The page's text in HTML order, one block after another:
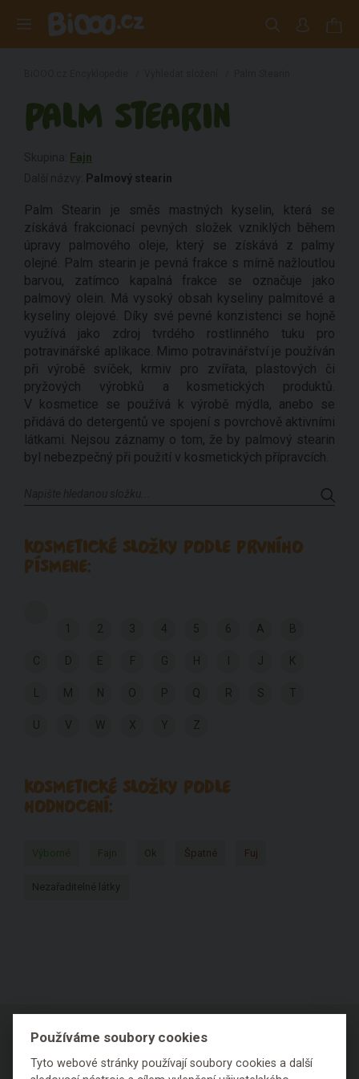
PALM STEARIN
Fajn
Palmový stearin
Palm Stearin je směs mastných kyselin, která se
získává frakcionací pevných složek vzniklých během
úpravy palmového oleje, který se získává z palmy
olejné. Palm stearin je pevná frakce s mírně nažloutlou
barvou, zatímco kapalná frakce se označuje jako
palmový olein. Má vysoký obsah kyseliny palmitové a
kyseliny olejové. Díky své pevné konzistenci se hojně
využívá jako zdroj tvrdého rostlinného tuku pro
potravinářské aplikace. Mimo potravinářství je používán
při výrobě svíček, krmiv pro zvířata, plastových či
pryžových výrobků a kosmetických produktů.
V kosmetice se používá k výrobě mýdla, anebo se
přidává do detergentů ve spojení s povrchově aktivními
látkami. Nejsou záznamy o tom, že by palmový stearin
byl nebezpečný při použití v kosmetických přípravcích.
KOSMETICKÉ SLOŽKY PODLE PRVNÍHO
PÍSMENE:
1 2 3 4 5 6 A B
C D E F G H J K
M N O P Q R S T
V W X Y Z
KOSMETICKÉ SLOŽKY PODLE
HODNOCENÍ:
Výborné Fajn Ok Špatné Fuj
Nezařaditelné látky
Používáme soubory cookies
Tyto webové stránky používají soubory cookies a další